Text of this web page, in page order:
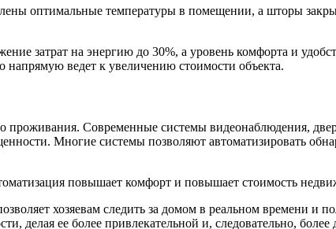
оптимальные температуры в помещении, а шторы
затрат на энергию до 30%, а уровень комфорта и
ведет к увеличению стоимости объекта.
проживания. Современные системы видеонаблюдения,
Многие системы позволяют автоматизировать
хозяевам следить за домом в реальном времени и
делая ее более привлекательной и, следовательно, более